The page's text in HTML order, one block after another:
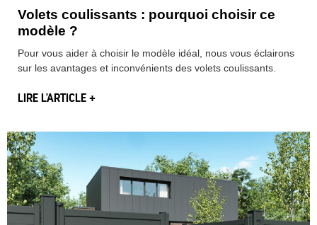
Volets coulissants : pourquoi choisir ce
modèle ?
Pour vous aider à choisir le modèle idéal, nous vous éclairons
sur les avantages et inconvénients des volets coulissants.
LIRE L'ARTICLE +